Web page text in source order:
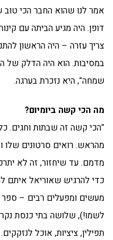
אמר לנו שהוא החבר הכי טוב
דופן. היה מגיע הביתה עם
צריך עזרה – היה הראשון
במסיבות. הוא היה הדלק של
שמחה", היא נזכרת בערגה.
מה הכי קשה ביומיום?
"הכי קשה זה שבתות וחגים.
מהראש. רואים סרטונים שלו
מדמם. עד שיחזור, זה לא
כדי להרגיש שאוריאל איתם
מעשים ומפעלים רבים –
לשמו!), שלושה בתי כנסת
תפילין, ציציות, אוכל